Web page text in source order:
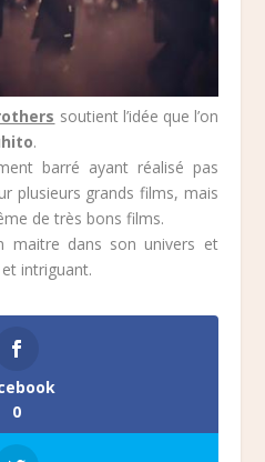
soutient l’idée que l’on
.
barré ayant réalisé pas
plusieurs grands films, mais
de très bons films.
maitre dans son univers et
intriguant.
0